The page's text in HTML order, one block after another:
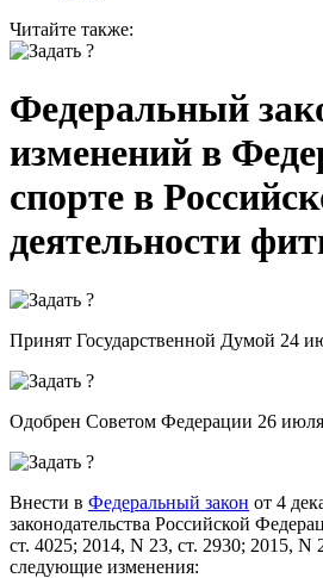
Читайте также:
Федеральный
изменений в
спорте в
деятельности
Принят Государственной Думой 24
Одобрен Советом Федерации 26 июля
Внести в Федеральный закон от 4
законодательства Российской
ст. 4025; 2014, N 23, ст. 2930; 2015, N
следующие изменения: